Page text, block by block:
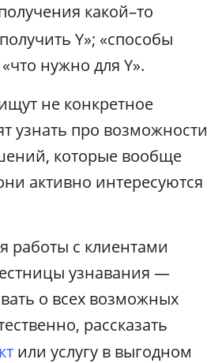
какой–то
Y»; «способы
нужно для Y».
не конкретное
узнать про возможности
которые вообще
активно интересуются
работы с клиентами
узнавания —
о всех возможных
рассказать
или услугу в выгодном